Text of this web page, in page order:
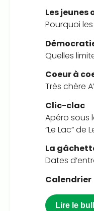
Les jeunes
Pourquoi
Quelles
Coeur à
Très chère
Clic-clac
Apéro sous
“Le Lac” de
La
Dates
Calendrier
Lire le